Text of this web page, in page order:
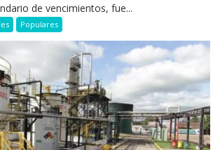
de vencimientos, fue...
Populares